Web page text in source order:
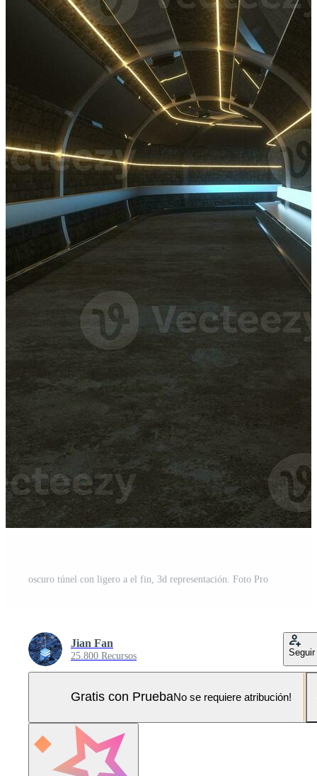
oscuro túnel con ligero a el fin, 3d representación. Foto Pro
Jian Fan
25.800 Recursos Seguir
Gratis con PruebaNo se requiere atribución!